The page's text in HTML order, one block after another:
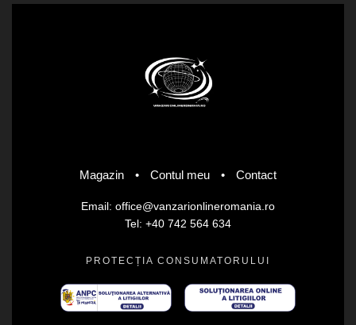
Magazin • Contul meu • Contact
Email: office@vanzarionlineromania.ro
Tel: +40 742 564 634
PROTECȚIA CONSUMATORULUI